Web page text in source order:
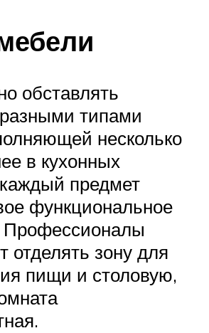
обставлять
типами
несколько
в кухонных
предмет
функциональное
Профессионалы
отделять зону для
пищи и столовую,